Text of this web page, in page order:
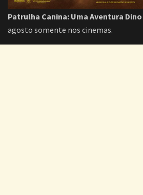
Patrulha Canina: Uma Aventura Dino
agosto somente nos cinemas.